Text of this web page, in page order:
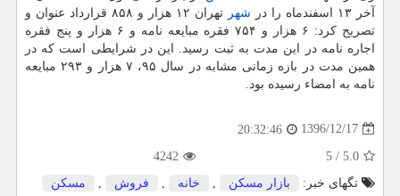
آخر ۱۳ اسفندماه را در
شهر
تهران ۱۲ هزار و ۸۵۸ قرارداد عنوان و
تصریح كرد: ۶ هزار و ۷۵۴ فقره مبایعه نامه و ۶ هزار و پنج فقره
اجاره نامه در این مدت به ثبت رسید. این در شرایطی است كه در
همین مدت در بازه زمانی مشابه در سال ۹۵، ۷ هزار و ۲۹۳ مبایعه
نامه به امضاء رسیده بود.
1396/12/17
20:32:46
5.0
/
5
4242
تگهای خبر:
بازار مسكن خانه فروش مسكن